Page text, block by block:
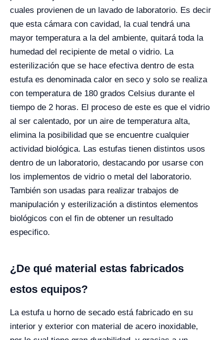
cuales provienen de un lavado de laboratorio. Es decir
que esta cámara con cavidad, la cual tendrá una
mayor temperatura a la del ambiente, quitará toda la
humedad del recipiente de metal o vidrio. La
esterilización que se hace efectiva dentro de esta
estufa es denominada calor en seco y solo se realiza
con temperatura de 180 grados Celsius durante el
tiempo de 2 horas. El proceso de este es que el vidrio
al ser calentado, por un aire de temperatura alta,
elimina la posibilidad que se encuentre cualquier
actividad biológica. Las estufas tienen distintos usos
dentro de un laboratorio, destacando por usarse con
los implementos de vidrio o metal del laboratorio.
También son usadas para realizar trabajos de
manipulación y esterilización a distintos elementos
biológicos con el fin de obtener un resultado
especifico.
¿De qué material estas fabricados
estos equipos?
La estufa u horno de secado está fabricado en su
interior y exterior con material de acero inoxidable,